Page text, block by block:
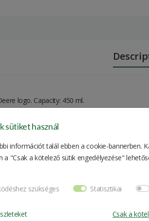
logo. Capacity: 450 ml.
Mug
sütiket használ
információt talál ebben a cookie-bannerben.
a "Csak a kötelező sütik engedélyezése"
szükséges Statisztikai
Csak a